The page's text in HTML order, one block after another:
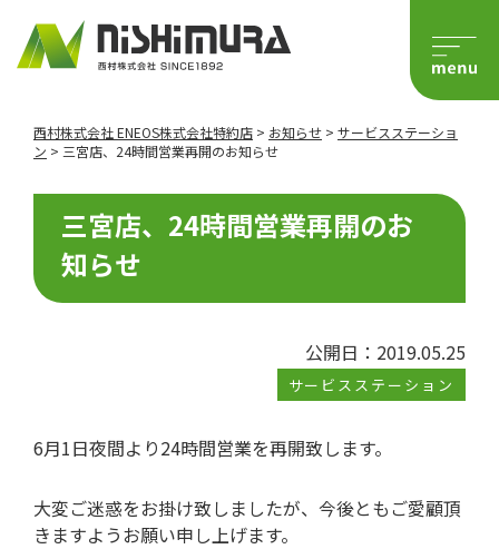
西村株式会社 ENEOS株式会社特約店 > お知らせ > サービスステーショ
ン > 三宮店、24時間営業再開のお知らせ
三宮店、24時間営業再開のお
知らせ
公開日：2019.05.25
サービスステーション
6月1日夜間より24時間営業を再開致します。
大変ご迷惑をお掛け致しましたが、今後ともご愛顧頂
きますようお願い申し上げます。